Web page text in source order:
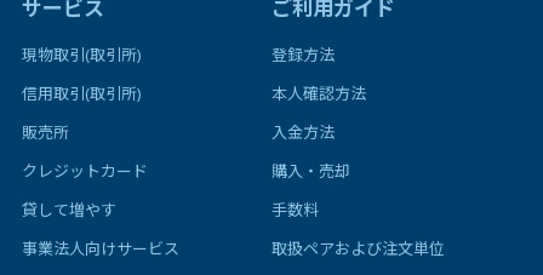
サービス
現物取引(取引所)
信用取引(取引所)
販売所
クレジットカード
貸して増やす
事業法人向けサービス
ご利用ガイド
登録方法
本人確認方法
入金方法
購入・売却
手数料
取扱ペアおよび注文単位